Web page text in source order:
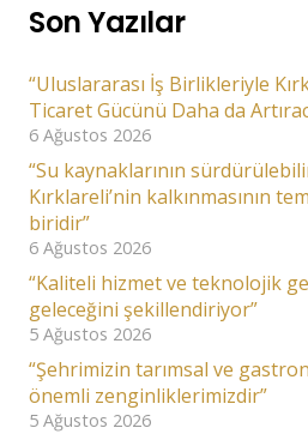
Son Yazılar
“Uluslararası İş Birlikleriyle
Ticaret Gücünü Daha da
6 Ağustos 2026
“Su kaynaklarının
Kırklareli’nin kalkınmasının
biridir”
6 Ağustos 2026
“Kaliteli hizmet ve teknolojik
geleceğini şekillendiriyor”
5 Ağustos 2026
“Şehrimizin tarımsal ve
önemli zenginliklerimizdir”
5 Ağustos 2026